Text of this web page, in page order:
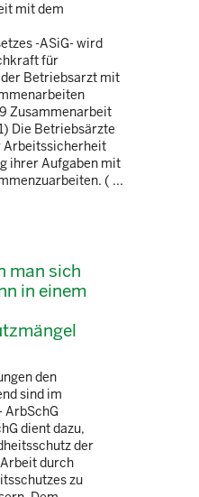
mit dem
-ASiG- wird
für
Betriebsarzt mit
Zusammenarbeit
Die Betriebsärzte
Arbeitssicherheit
ihrer Aufgaben mit
( ...
man sich
in einem
den
sind im
ArbSchG
dient dazu,
der
durch
zu